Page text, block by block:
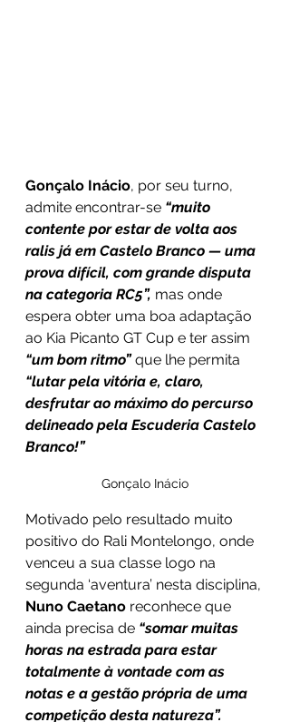
Gonçalo Inácio, por seu turno,
admite encontrar-se “muito
contente por estar de volta aos
ralis já em Castelo Branco — uma
prova difícil, com grande disputa
na categoria RC5”, mas onde
espera obter uma boa adaptação
ao Kia Picanto GT Cup e ter assim
“um bom ritmo” que lhe permita
“lutar pela vitória e, claro,
desfrutar ao máximo do percurso
delineado pela Escuderia Castelo
Branco!”
Gonçalo Inácio
Motivado pelo resultado muito
positivo do Rali Montelongo, onde
venceu a sua classe logo na
segunda ‘aventura’ nesta disciplina,
Nuno Caetano reconhece que
ainda precisa de “somar muitas
horas na estrada para estar
totalmente à vontade com as
notas e a gestão própria de uma
competição desta natureza”.